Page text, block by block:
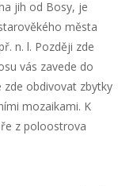
jih od Bosy, je
města
n. l. Později zde
vás zavede do
zde obdivovat zbytky
mozaikami. K
z poloostrova